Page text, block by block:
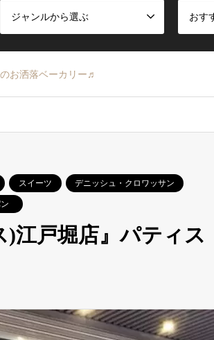
ジャンルから選ぶ おす
お洒落ベーカリー♬
スイーツ デニッシュ・クロワッサン
)江戸堀店』パティス